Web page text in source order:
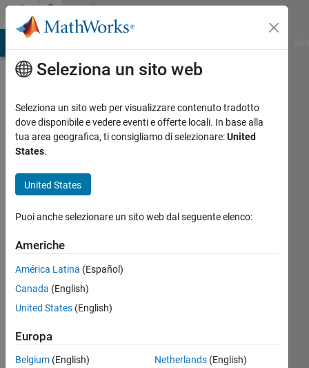
Vai al contenutoCommunity
Profile
Daniel
München
seen:
anni fa
Attivo
Followers:
Following:
Seleziona un sito web
Seleziona un sito web per visualizzare contenuto tradotto
dove disponibile e vedere eventi e offerte locali. In base alla
tua area geografica, ti consigliamo di selezionare:United
States.
United States
Puoi anche selezionare un sito web dal seguente elenco:
Americhe
América Latina (Español)
Canada (English)
United States (English)
Europa
Belgium (English)
Netherlands(English)